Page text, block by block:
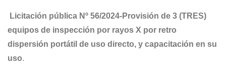
Licitación pública Nº 56/2024-Provisión de 3 (TRES)
equipos de inspección por rayos X por retro
dispersión portátil de uso directo, y capacitación en su
uso.